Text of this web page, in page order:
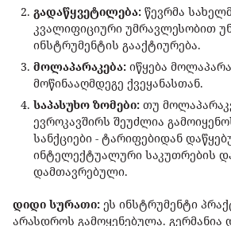
გადაწყვეტილება: წევრმა
კვალიფიციური უმრავლესობით
ინსტრუმენტის გააქტიურება.
მოლაპარაკება: იწყება
მოწინააღმდეგე ქვეყანასთან.
საპასუხო ზომები: თუ
ევროკავშირს შეუძლია
სანქციები - ტარიფებიდან
ინტელექტუალური საკუთრების
დამთავრებული.
დიდი სურათი: ეს ინსტრუმენტი
არასდროს გამოყენებულა. გერმანია